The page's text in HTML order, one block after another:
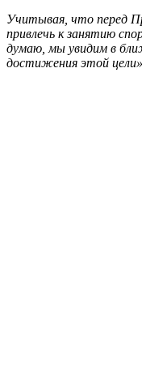
Учитывая, что перед
привлечь к занятию
думаю, мы увидим в
достижения этой